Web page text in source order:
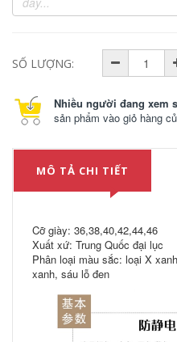
SỐ LƯỢNG:
Nhiều người đang xem
sản phẩm vào giỏ hàng
MÔ TẢ CHI TIẾT
Cỡ giày: 36,38,40,42,44,46
Xuất xứ: Trung Quốc đại lục
Phân loại màu sắc: loại X
xanh, sáu lỗ đen